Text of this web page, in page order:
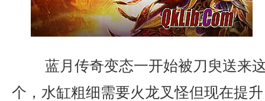
蓝月传奇变态一开始被刀臾送来
个，水缸粗细需要火龙叉怪但现在提